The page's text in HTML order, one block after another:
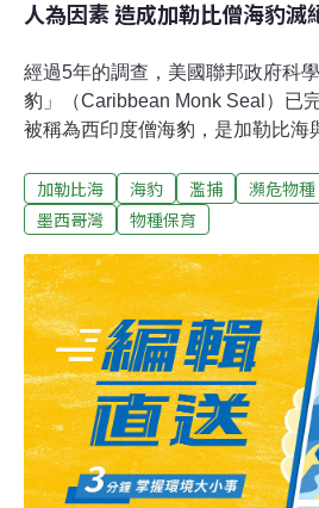
人為因素 造成加勒比僧海豹滅
經過5年的調查，美國聯邦政府科
豹」（Caribbean Monk Seal）已
被稱為西印度僧海豹，是加勒比海
勒比僧海豹過去散佈在加勒比海、
南至美國佛羅里達南端，北到喬治
休息、生產、照顧後代的時候，獵
美國海洋與大氣總署（NOAA）的
捕濫殺才造成加勒比僧海豹滅亡。
這種海豹，是1952年在牙買家與
小塞拉納島（ Seranilla Bank）。
被列入美國當時的瀕危物種名單，
種法案保護，此後研究人員曾深入
報紀錄，但最後都發現是其他種類
定
加勒比海 海豹 濫捕 瀕危物種
墨西哥灣
物種保育